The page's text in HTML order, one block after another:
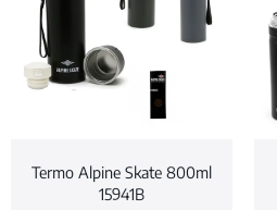
Termo Alpine Skate 800ml
15941B